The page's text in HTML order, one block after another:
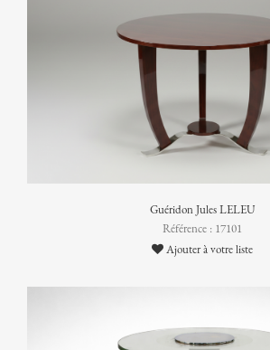
Guéridon Jules LELEU
Référence : 17101
Ajouter à votre liste